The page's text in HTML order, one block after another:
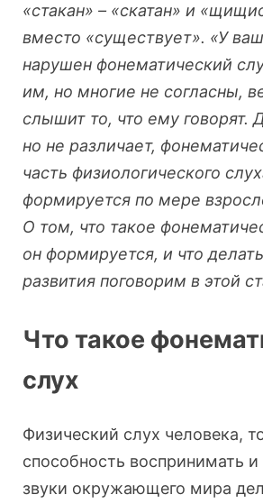
«стакан» – «скатан» и
вместо «существует». «У
нарушен фонематический
им, но многие не согласны,
слышит то, что ему говорят.
но не различает,
часть физиологического
формируется по мере
О том, что такое
он формируется, и что
развития поговорим в этой
Что такое
слух
Физический слух человека,
способность воспринимать и
звуки окружающего мира